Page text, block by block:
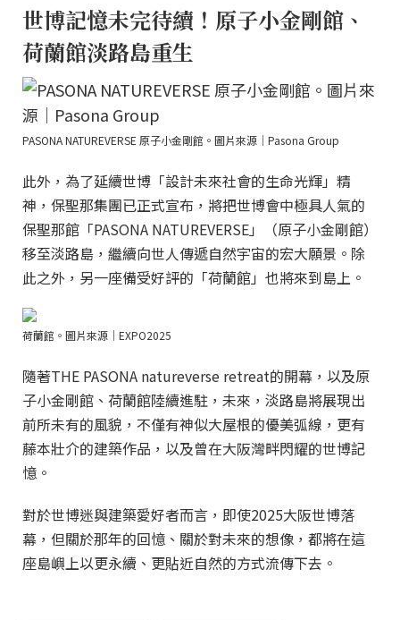
世博記憶未完待續！原子小金剛館、
荷蘭館淡路島重生
PASONA NATUREVERSE 原子小金剛館。圖片來源｜Pasona Group
此外，為了延續世博「設計未來社會的生命光輝」精
神，保聖那集團已正式宣布，將把世博會中極具人氣的
保聖那館「PASONA NATUREVERSE」（原子小金剛館）
移至淡路島，繼續向世人傳遞自然宇宙的宏大願景。除
此之外，另一座備受好評的「荷蘭館」也將來到島上。
荷蘭館。圖片來源｜EXPO2025
隨著THE PASONA natureverse retreat的開幕，以及原
子小金剛館、荷蘭館陸續進駐，未來，淡路島將展現出
前所未有的風貌，不僅有神似大屋根的優美弧線，更有
藤本壯介的建築作品，以及曾在大阪灣畔閃耀的世博記
憶。
對於世博迷與建築愛好者而言，即使2025大阪世博落
幕，但關於那年的回憶、關於對未來的想像，都將在這
座島嶼上以更永續、更貼近自然的方式流傳下去。